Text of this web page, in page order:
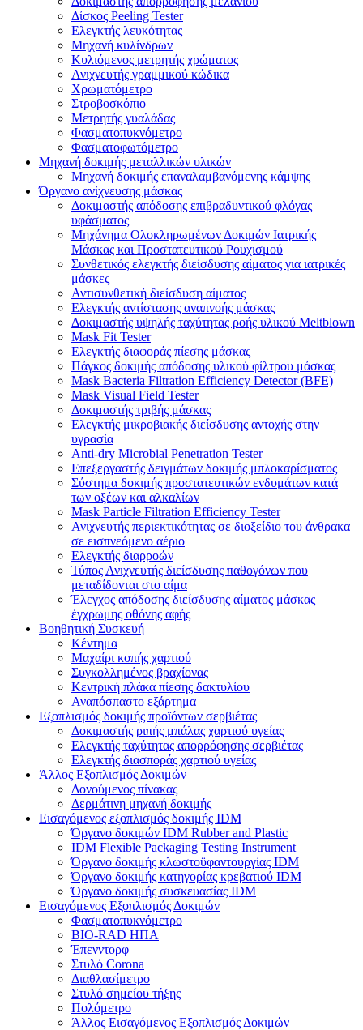
Δίσκος Peeling Tester
Ελεγκτής λευκότητας
Μηχανή κυλίνδρων
Κυλιόμενος μετρητής χρώματος
Ανιχνευτής γραμμικού κώδικα
Χρωματόμετρο
Στροβοσκόπιο
Μετρητής γυαλάδας
Φασματοπυκνόμετρο
Φασματοφωτόμετρο
Μηχανή δοκιμής μεταλλικών υλικών
Μηχανή δοκιμής επαναλαμβανόμενης κάμψης
Όργανο ανίχνευσης μάσκας
Δοκιμαστής απόδοσης επιβραδυντικού φλόγας
υφάσματος
Μηχάνημα Ολοκληρωμένων Δοκιμών Ιατρικής
Μάσκας και Προστατευτικού Ρουχισμού
Συνθετικός ελεγκτής διείσδυσης αίματος για ιατρικές
μάσκες
Αντισυνθετική διείσδυση αίματος
Ελεγκτής αντίστασης αναπνοής μάσκας
Δοκιμαστής υψηλής ταχύτητας ροής υλικού Meltblown
Mask Fit Tester
Ελεγκτής διαφοράς πίεσης μάσκας
Πάγκος δοκιμής απόδοσης υλικού φίλτρου μάσκας
Mask Bacteria Filtration Efficiency Detector (BFE)
Mask Visual Field Tester
Δοκιμαστής τριβής μάσκας
Ελεγκτής μικροβιακής διείσδυσης αντοχής στην
υγρασία
Anti-dry Microbial Penetration Tester
Επεξεργαστής δειγμάτων δοκιμής μπλοκαρίσματος
Σύστημα δοκιμής προστατευτικών ενδυμάτων κατά
των οξέων και αλκαλίων
Mask Particle Filtration Efficiency Tester
Ανιχνευτής περιεκτικότητας σε διοξείδιο του άνθρακα
σε εισπνεόμενο αέριο
Ελεγκτής διαρροών
Τύπος Ανιχνευτής διείσδυσης παθογόνων που
μεταδίδονται στο αίμα
Έλεγχος απόδοσης διείσδυσης αίματος μάσκας
έγχρωμης οθόνης αφής
Βοηθητική Συσκευή
Κέντημα
Μαχαίρι κοπής χαρτιού
Συγκολλημένος βραχίονας
Κεντρική πλάκα πίεσης δακτυλίου
Αναπόσπαστο εξάρτημα
Εξοπλισμός δοκιμής προϊόντων σερβιέτας
Δοκιμαστής ριπής μπάλας χαρτιού υγείας
Ελεγκτής ταχύτητας απορρόφησης σερβιέτας
Ελεγκτής διασποράς χαρτιού υγείας
Άλλος Εξοπλισμός Δοκιμών
Δονούμενος πίνακας
Δερμάτινη μηχανή δοκιμής
Εισαγόμενος εξοπλισμός δοκιμής IDM
Όργανο δοκιμών IDM Rubber and Plastic
IDM Flexible Packaging Testing Instrument
Όργανο δοκιμής κλωστοϋφαντουργίας IDM
Όργανο δοκιμής κατηγορίας κρεβατιού IDM
Όργανο δοκιμής συσκευασίας IDM
Εισαγόμενος Εξοπλισμός Δοκιμών
Φασματοπυκνόμετρο
BIO-RAD ΗΠΑ
Έπενντορφ
Στυλό Corona
Διαθλασίμετρο
Στυλό σημείου τήξης
Πολόμετρο
Άλλος Εισαγόμενος Εξοπλισμός Δοκιμών